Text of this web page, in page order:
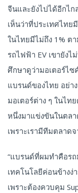
จีนและยังไปได้อีกไ
เห็นว่าที่ประเทศไทย
ในไทยมีไม่ถึง 1% ต
รถไฟฟ้า EV เขายัง
ศึกษาดูว่ามอเตอร์ไ
แบรนด์ของไทย อย่า
มอเตอร์ต่าง ๆ ในไท
หนึ่งมาแข่งขันในตล
เพราะเรามีทีมตลาด
“แบรนด์ที่ผมทำคือรถ
เทคโนโลยีค่อนข้างง่
เพราะต้องควบคุม